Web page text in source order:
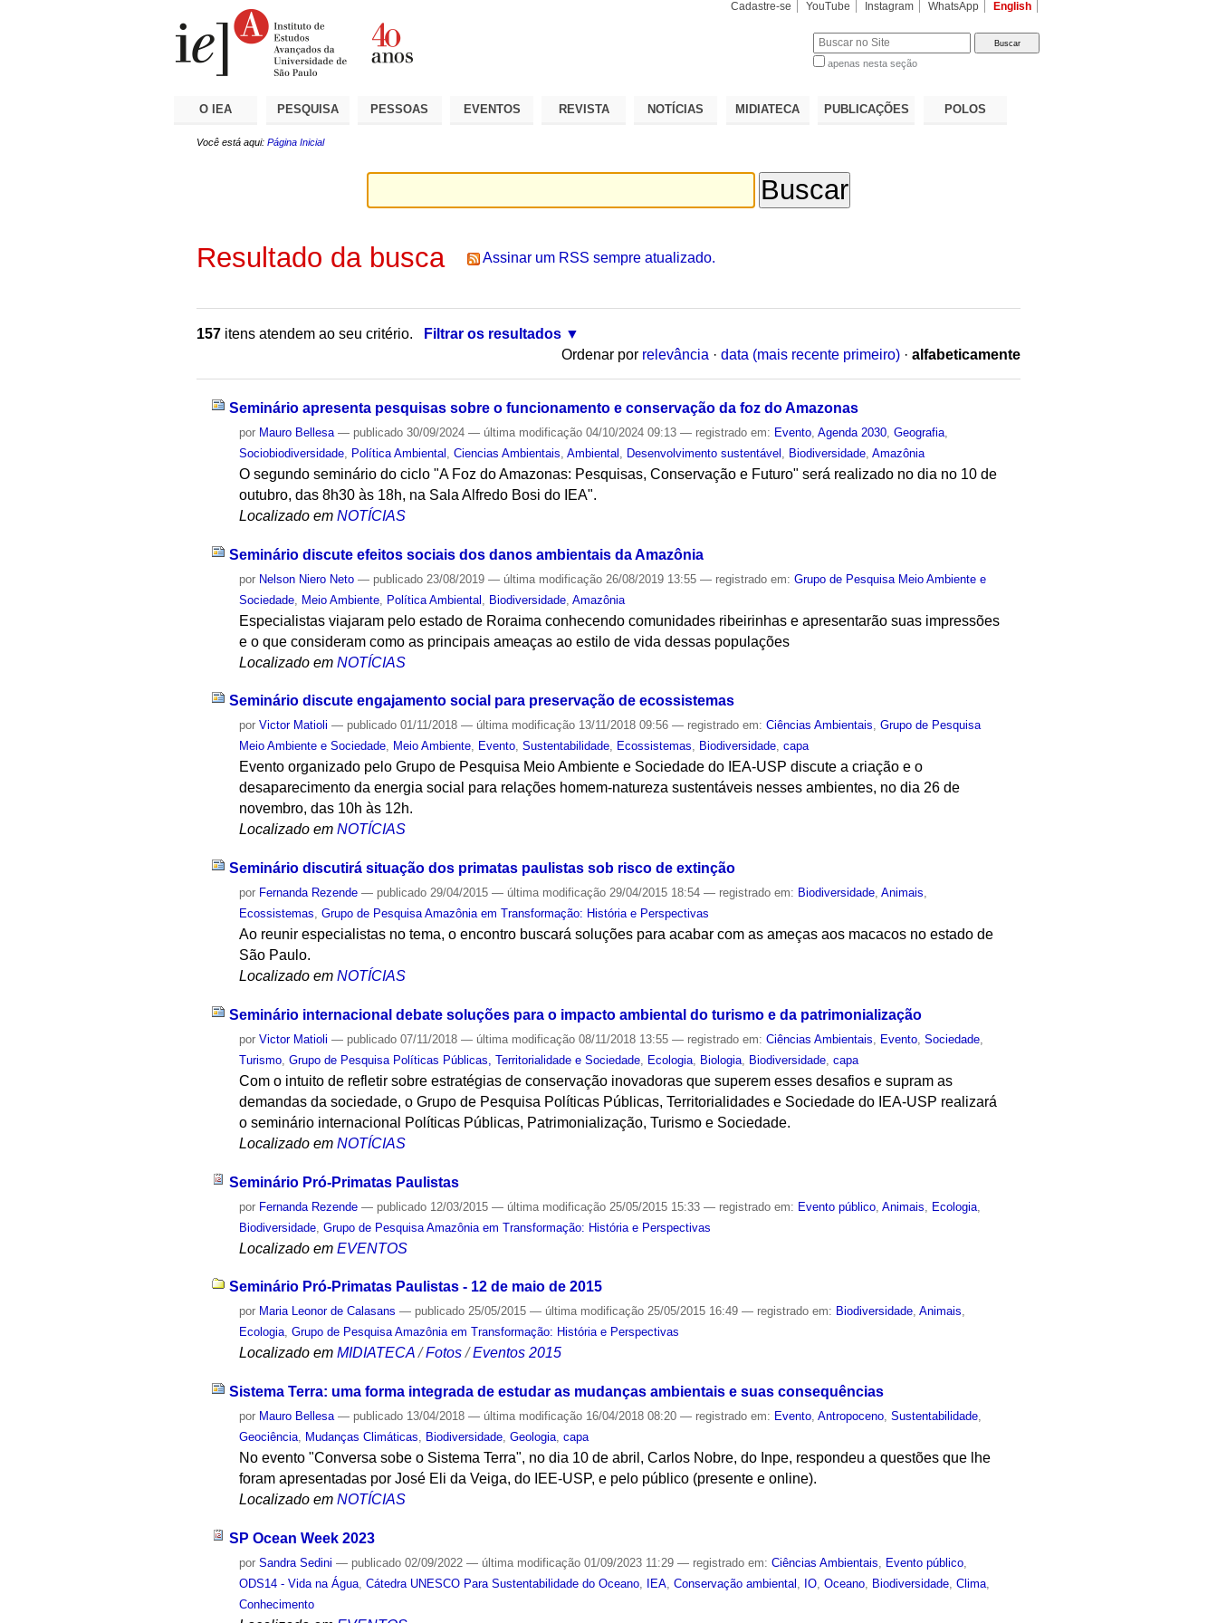
Cadastre-se YouTube Instagram WhatsApp English
apenas nesta seção
O IEA PESQUISA PESSOAS EVENTOS REVISTA NOTÍCIAS MIDIATECA PUBLICAÇÕES POLOS
Você está aqui: Página Inicial
Resultado da busca Assinar um RSS sempre atualizado.
157 itens atendem ao seu critério.
Filtrar os resultados
Ordenar por relevância · data (mais recente primeiro) · alfabeticamente
Seminário apresenta pesquisas sobre o funcionamento e conservação da foz do Amazonas
por Mauro Bellesa — publicado 30/09/2024— última modificação 04/10/2024 09:13— registrado em: Evento ,Agenda 2030 ,Geografia
Sociobiodiversidade
Política Ambiental ,Ciencias Ambientais ,Ambiental Desenvolvimento sustentável Biodiversidade ,Amazônia
O segundo seminário do ciclo "A Foz do Amazonas: Pesquisas, Conservação e Futuro" será realizado no dia no 10 de
outubro, das 8h30 às 18h, na Sala Alfredo Bosi do IEA".
Localizado em NOTÍCIAS
Seminário discute efeitos sociais dos danos ambientais da Amazônia
por Nelson Niero Neto — publicado 23/08/2019— última modificação 26/08/2019 13:55— registrado em:Grupo de Pesquisa Meio Ambiente e
Sociedade Meio Ambiente Política Ambiental Biodiversidade ,Amazônia
Especialistas viajaram pelo estado de Roraima conhecendo comunidades ribeirinhas e apresentarão suas impressões
e o que consideram como as principais ameaças ao estilo de vida dessas populações
Localizado em NOTÍCIAS
Seminário discute engajamento social para preservação de ecossistemas
porVictor Matioli — publicado 01/11/2018— última modificação 13/11/2018 09:56— registrado em:Ciências Ambientais,Grupo de Pesquisa
Meio Ambiente e Sociedade, Meio Ambiente, Evento,Sustentabilidade, Ecossistemas, Biodiversidade,capa
Evento organizado pelo Grupo de Pesquisa Meio Ambiente e Sociedade do IEA-USP discute a criação e o
desaparecimento da energia social para relações homem-natureza sustentáveis nesses ambientes, no dia 26 de
novembro, das 10h às 12h.
Localizado em NOTÍCIAS
Seminário discutirá situação dos primatas paulistas sob risco de extinção
por Fernanda Rezende — publicado 29/04/2015— última modificação 29/04/2015 18:54— registrado em: Biodiversidade,Animais,
Ecossistemas,Grupo de Pesquisa Amazônia em Transformação: História e Perspectivas
Ao reunir especialistas no tema, o encontro buscará soluções para acabar com as ameças aos macacos no estado de
São Paulo.
Localizado em NOTÍCIAS
Seminário internacional debate soluções para o impacto ambiental do turismo e da patrimonialização
porVictor Matioli — publicado 07/11/2018— última modificação 08/11/2018 13:55— registrado em:Ciências Ambientais Evento ,Sociedade
Turismo ,Grupo de Pesquisa Políticas Públicas, Territorialidade e Sociedade Ecologia Biologia Biodiversidade ,capa
Com o intuito de refletir sobre estratégias de conservação inovadoras que superem esses desafios e supram as
demandas da sociedade, o Grupo de Pesquisa Políticas Públicas, Territorialidades e Sociedade do IEA-USP realizará
o seminário internacional Políticas Públicas, Patrimonialização, Turismo e Sociedade.
Localizado em NOTÍCIAS
Seminário Pró-Primatas Paulistas
por Fernanda Rezende — publicado 12/03/2015— última modificação 25/05/2015 15:33— registrado em: Evento público ,Animais Ecologia
Biodiversidade ,Grupo de Pesquisa Amazônia em Transformação: História e Perspectivas
Localizado em EVENTOS
Seminário Pró-Primatas Paulistas - 12 de maio de 2015
por Maria Leonor de Calasans — publicado 25/05/2015— última modificação 25/05/2015 16:49— registrado em: Biodiversidade,Animais,
Ecologia,Grupo de Pesquisa Amazônia em Transformação: História e Perspectivas
Localizado em MIDIATECA /Fotos /Eventos 2015
Sistema Terra: uma forma integrada de estudar as mudanças ambientais e suas consequências
por Mauro Bellesa — publicado 13/04/2018— última modificação 16/04/2018 08:20— registrado em: Evento ,Antropoceno ,Sustentabilidade
Geociência
Mudanças Climáticas Biodiversidade ,Geologia ,capa
No evento "Conversa sobe o Sistema Terra", no dia 10 de abril, Carlos Nobre, do Inpe, respondeu a questões que lhe
foram apresentadas por José Eli da Veiga, do IEE-USP, e pelo público (presente e online).
Localizado em NOTÍCIAS
SP Ocean Week 2023
porSandra Sedini — publicado 02/09/2022— última modificação 01/09/2023 11:29— registrado em:Ciências Ambientais Evento público
ODS14 - Vida na Água ,Cátedra UNESCO Para Sustentabilidade do Oceano IEA ,Conservação ambiental IO ,Oceano Biodiversidade ,Clima
Conhecimento